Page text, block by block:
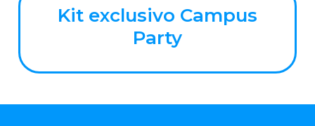
Kit exclusivo Campus
Party